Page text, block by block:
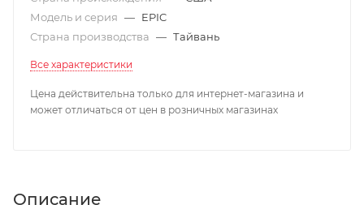
Модель и серия — EPIC
Страна производства — Тайвань
Все характеристики
Цена действительна только для интернет-магазина и
может отличаться от цен в розничных магазинах
Описание